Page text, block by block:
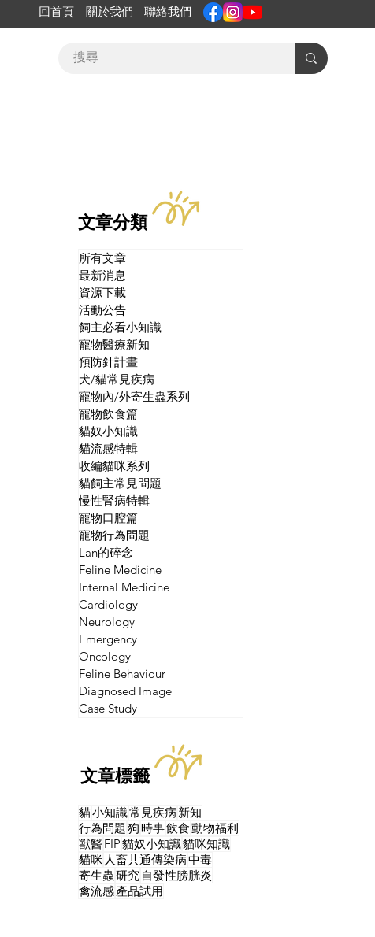
回首頁 關於我們 聯絡我們
文章分類
所有文章
最新消息
資源下載
活動公告
飼主必看小知識
寵物醫療新知
預防針計畫
犬/貓常見疾病
寵物內/外寄生蟲系列
寵物飲食篇
貓奴小知識
貓流感特輯
收編貓咪系列
貓飼主常見問題
慢性腎病特輯
寵物口腔篇
寵物行為問題
Lan的碎念
Feline Medicine
Internal Medicine
Cardiology
Neurology
Emergency
Oncology
Feline Behaviour
Diagnosed Image
Case Study
文章標籤
貓小知識常見疾病 新知
行為問題狗時事飲食動物福利
獸醫FIP貓奴小知識貓咪知識
貓咪 人畜共通傳染病中毒
寄生蟲研究 自發性膀胱炎
禽流感產品試用